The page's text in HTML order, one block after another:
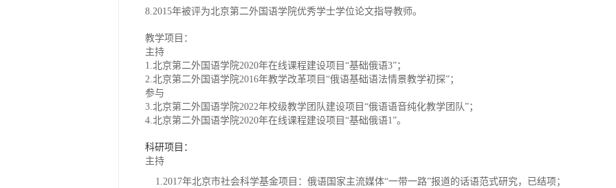
8.2015年被评为北京第二外国语学院优秀学士学位论文指导教师。
教学项目：
主持
1.北京第二外国语学院2020年在线课程建设项目 “基础俄语3”；
2.北京第二外国语学院2016年教学改革项目 “俄语基础语法情景教学初探”；
参与
3.北京第二外国语学院2022年校级教学团队建设项目 “俄语语音纯化教学团队”；
4.北京第二外国语学院2020年在线课程建设项目 “基础俄语1”。
科研项目：
主持
1.2017年北京市社会科学基金项目： 俄语国家主流媒体“一带一路”报道的话语范式研究， 已结项；